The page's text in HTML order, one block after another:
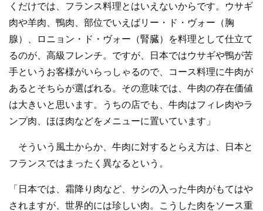
くだけでは、フランス料理とはいえないからです。ウサギ
肉や羊肉、鴨肉、部位でいえばリー・ド・ヴォー（胸
腺）、ロニョン・ド・ヴォー（腎臓）を料理として仕立て
るのが、高級フレンチ。ですが、日本ではウサギや鴨が苦
手というお客様がいらっしゃるので、コース料理に牛肉が
あるとそちらが選ばれる。その意味では、牛肉の存在価値
は大きいと思います。うちの店でも、牛肉はフィレ肉やラ
ンプ肉、ほほ肉などをメニューに置いています」
そういう風土からか、牛肉に対するとらえ方は、日本と
フランスではまったく異なるという。
「日本では、霜降り肉など、サシの入った牛肉がもてはや
されますが、世界的には珍しい肉。こうした肉をソース重